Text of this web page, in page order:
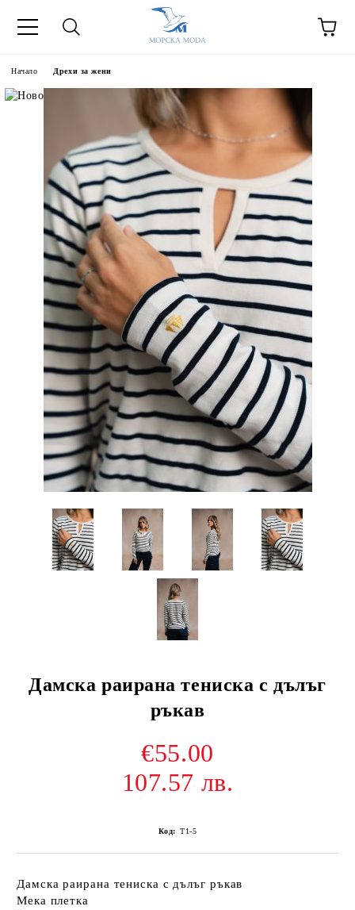
Начало Дрехи за жени
Дамска раирана тениска с дълъг
ръкав
€55.00
107.57 лв.
Код: T1-5
Дамска раирана тениска с дълъг ръкав
Мека плетка